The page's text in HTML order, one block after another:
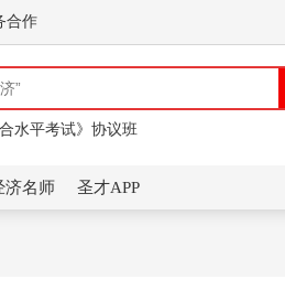
合作
第8版）教材精讲班
水平考试》协议班
9版）教材精讲班
第8版）教材精讲班
水平考试》协议班
济名师 圣才APP